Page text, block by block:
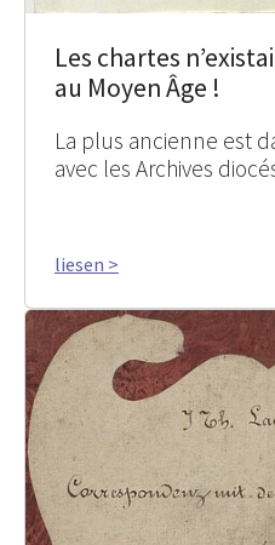
Les chartes
au Moyen Âge !
La plus ancienne est
avec les Archives
liesen >